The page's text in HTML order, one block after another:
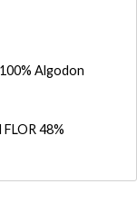
Algodon
48%